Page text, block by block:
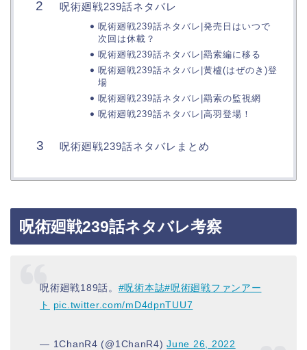
呪術廻戦239話ネタバレ
呪術廻戦239話ネタバレ|発売日はいつで
次回は休載？
呪術廻戦239話ネタバレ|羂索編に移る
呪術廻戦239話ネタバレ|黄櫨(はぜのき)登
場
呪術廻戦239話ネタバレ|羂索の監視網
呪術廻戦239話ネタバレ|高羽登場！
呪術廻戦239話ネタバレまとめ
呪術廻戦239話ネタバレ考察
呪術廻戦189話。 #呪術本誌#呪術廻戦ファンアー
ト
pic.twitter.com/mD4dpnTUU7
— 1ChanR4 (@1ChanR4)June 26, 2022